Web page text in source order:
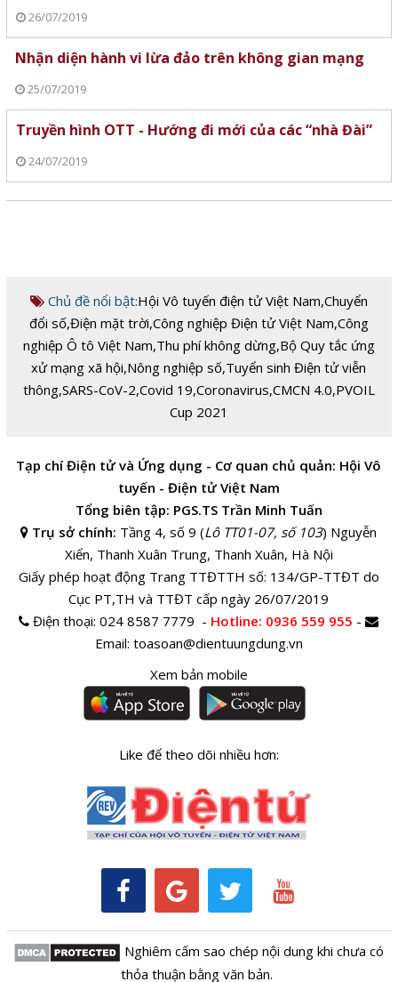
26/07/2019
Nhận diện hành vi lừa đảo trên không gian mạng
25/07/2019
Truyền hình OTT - Hướng đi mới của các “nhà Đài”
24/07/2019
Chủ đề nổi bật:Hội Vô tuyến điện tử Việt Nam,Chuyển
đổi số,Điện mặt trời,Công nghiệp Điện tử Việt Nam,Công
nghiệp Ô tô Việt Nam,Thu phí không dừng,Bộ Quy tắc ứng
xử mạng xã hội,Nông nghiệp số,Tuyển sinh Điện tử viễn
thông,SARS-CoV-2,Covid 19,Coronavirus,CMCN 4.0,PVOIL
Cup 2021
Tạp chí Điện tử và Ứng dụng - Cơ quan chủ quản: Hội Vô
tuyến - Điện tử Việt Nam
Tổng biên tập: PGS.TS Trần Minh Tuấn
Trụ sở chính: Tầng 4, số 9 (Lô TT01-07, số 103) Nguyễn
Xiển, Thanh Xuân Trung, Thanh Xuân, Hà Nội
Giấy phép hoạt động Trang TTĐTTH số: 134/GP-TTĐT do
Cục PT,TH và TTĐT cấp ngày 26/07/2019
Điện thoại:024 8587 7779 - Hotline: 0936 559 955 -
Email: toasoan@dientuungdung.vn
Xem bản mobile
Like để theo dõi nhiều hơn:
Nghiêm cấm sao chép nội dung khi chưa có
thỏa thuận bằng văn bản.